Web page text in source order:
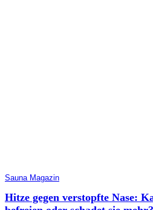
Sauna Magazin
Hitze gegen verstopfte Nase: